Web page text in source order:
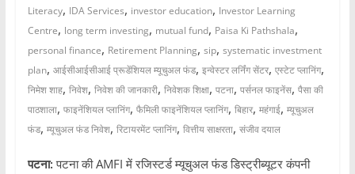
Literacy, IDA Services, investor education, Investor Learning
Centre, long term investing, mutual fund, Paisa Ki Pathshala,
personal finance, Retirement Planning, sip, systematic investment
plan, आईसीआईसीआई प्रूडेंशियल म्यूचुअल फंड, इन्वेस्टर लर्निंग सेंटर, एस्टेट प्लानिंग,
निमेश शाह, निवेश, निवेश की जानकारी, निवेशक शिक्षा, पटना, पर्सनल फाइनेंस, पैसा की
पाठशाला, फाइनेंशियल प्लानिंग, फैमिली फाइनेंशियल प्लानिंग, बिहार, महंगाई, म्यूचुअल
फंड, म्यूचुअल फंड निवेश, रिटायरमेंट प्लानिंग, वित्तीय साक्षरता, संजीव दयाल
पटना:पटना की AMFI में रजिस्टर्ड म्यूचुअल फंड डिस्ट्रीब्यूटर कंपनी